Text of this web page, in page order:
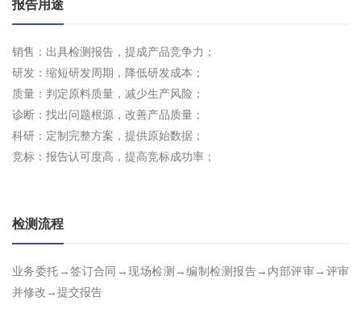
报告用途
销售：出具检测报告，提成产品竞争力；
研发：缩短研发周期，降低研发成本；
质量：判定原料质量，减少生产风险；
诊断：找出问题根源，改善产品质量；
科研：定制完整方案，提供原始数据；
竞标：报告认可度高，提高竞标成功率；
检测流程
业务委托→签订合同→现场检测→编制检测报告→内部评审→评审
并修改→提交报告